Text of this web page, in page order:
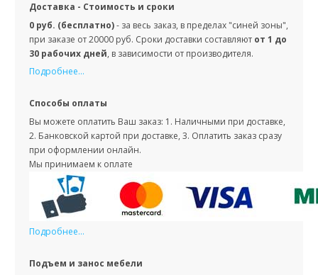
Доставка - Стоимость и сроки
0 руб. (бесплатно)- за весь заказ, в пределах "синей зоны",
при заказе от 20000 руб. Сроки доставки составляют от 1 до
30 рабочих дней, в зависимости от производителя.
Подробнее...
Способы оплаты
Вы можете оплатить Ваш заказ: 1. Наличными при доставке,
2. Банковской картой при доставке, 3. Оплатить заказ сразу
при оформлении онлайн.
Мы принимаем к оплате
Подробнее...
Подъем и занос мебели